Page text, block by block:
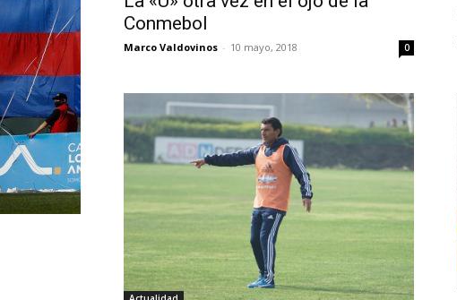
Conmebol
Marco Valdovinos - 10 mayo, 2018 0